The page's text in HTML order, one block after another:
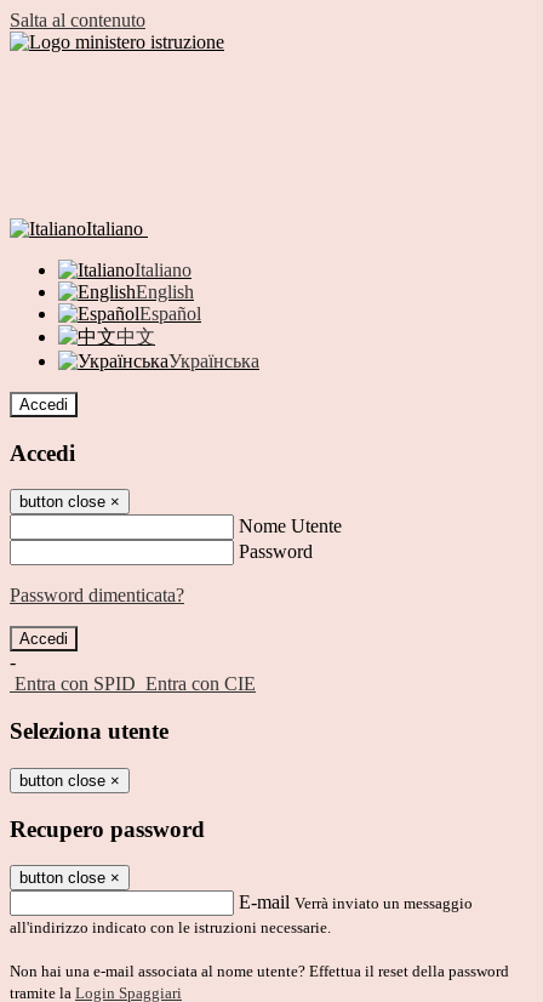
Salta al contenuto
Italiano
Italiano
English
Español
中文
Українська
Accedi
Accedi
button close ×
Nome Utente
Password
Password dimenticata?
-
Entra con SPID Entra con CIE
Seleziona utente
button close ×
Recupero password
button close ×
E-mail Verrà inviato un messaggio
all'indirizzo indicato con le istruzioni necessarie.
Non hai una e-mail associata al nome utente? Effettua il reset della password
tramite la Login Spaggiari